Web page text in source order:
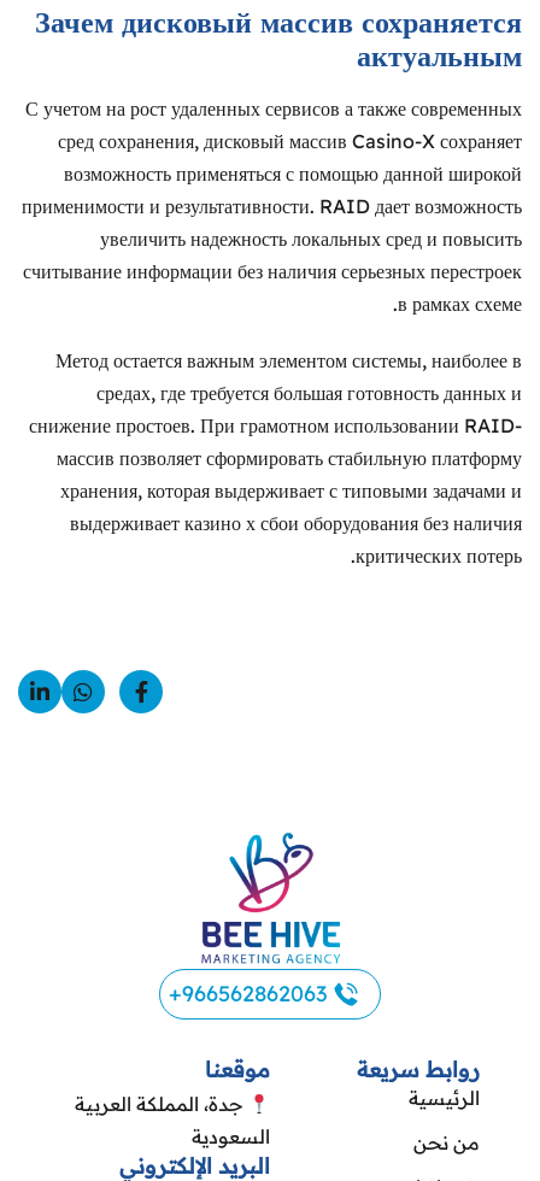
Зачем дисковый массив сохраняется
актуальным
С учетом на рост удаленных сервисов а также современных
сред сохранения, дисковый массив Casino-X сохраняет
возможность применяться с помощью данной широкой
применимости и результативности. RAID дает возможность
увеличить надежность локальных сред и повысить
считывание информации без наличия серьезных перестроек
в рамках схеме.
Метод остается важным элементом системы, наиболее в
средах, где требуется большая готовность данных и
снижение простоев. При грамотном использовании RAID-
массив позволяет сформировать стабильную платформу
хранения, которая выдерживает с типовыми задачами и
выдерживает казино х сбои оборудования без наличия
критических потерь.
966562862063+
روابط سريعة
الرئيسية
من نحن
موقعنا
جدة، المملكة العربية
السعودية
البريد الإلكتروني